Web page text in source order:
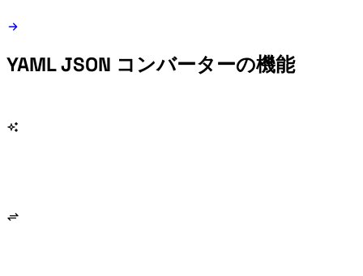
YAML JSON コンバーターの機能